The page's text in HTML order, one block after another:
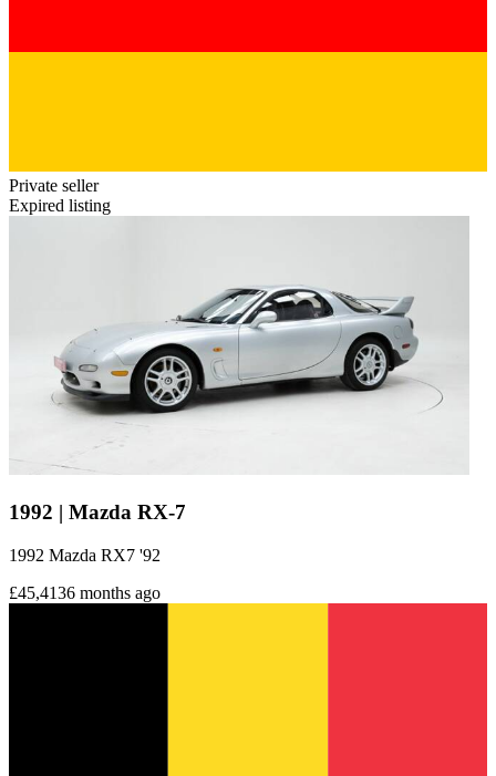
Private seller
Expired listing
1992 | Mazda RX-7
1992 Mazda RX7 '92
£45,4136 months ago